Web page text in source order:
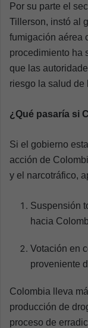
Por su parte el
Tillerson, instó al
fumigación aérea
procedimiento ha
que las
riesgo la salud de
¿Qué pasaría si
Si el gobierno
acción de
y el narcotráfico,
Suspensión
hacia
Votación en
proveniente
Colombia lleva
producción de
proceso de